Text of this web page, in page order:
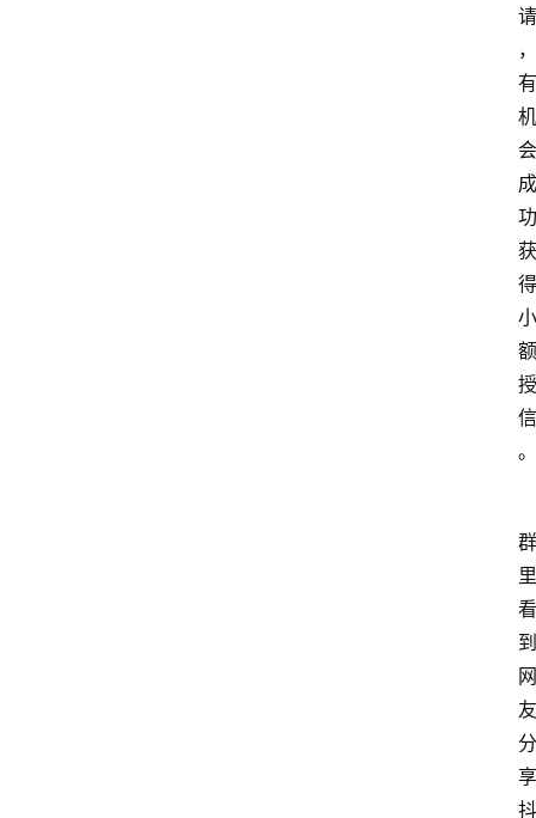
请
，
有
机
会
成
功
获
得
小
额
授
信
。
群
里
看
到
网
友
分
享
抖